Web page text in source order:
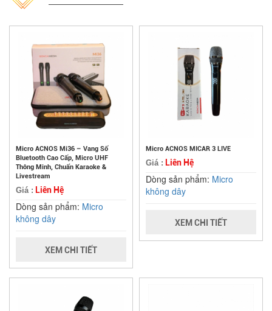
Micro ACNOS Mi36 – Vang Số
Bluetooth Cao Cấp, Micro UHF
Thông Minh, Chuẩn Karaoke &
Livestream
Giá : Liên Hệ
Dòng sản phẩm: Micro
không dây
XEM CHI TIẾT
Micro ACNOS MICAR 3 LIVE
Giá : Liên Hệ
Dòng sản phẩm: Micro
không dây
XEM CHI TIẾT